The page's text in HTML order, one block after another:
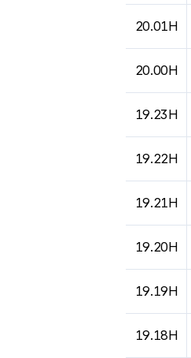
20.01H
20.00H
19.23H
19.22H
19.21H
19.20H
19.19H
19.18H